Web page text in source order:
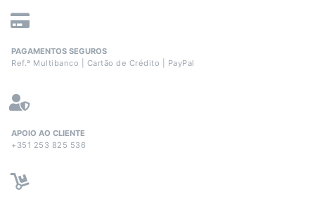
PAGAMENTOS SEGUROS
Ref.ª Multibanco | Cartão de Crédito | PayPal
APOIO AO CLIENTE
+351 253 825 536